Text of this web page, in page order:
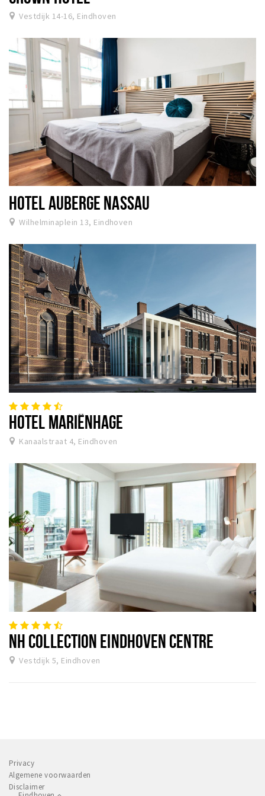
Vestdijk 14-16, Eindhoven
HOTEL AUBERGE NASSAU
Wilhelminaplein 13, Eindhoven
HOTEL MARIËNHAGE
Kanaalstraat 4, Eindhoven
NH COLLECTION EINDHOVEN CENTRE
Vestdijk 5, Eindhoven
Privacy
Algemene voorwaarden
Disclaimer